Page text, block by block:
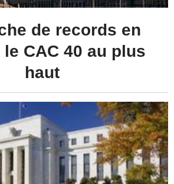
de records en
CAC 40 au plus
haut